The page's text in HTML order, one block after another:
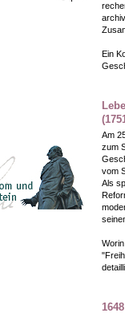
Ein
Am
zum
vom
Als